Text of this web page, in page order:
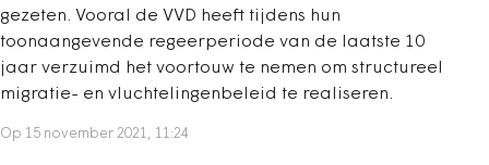
gezeten. Vooral de VVD heeft tijdens hun
toonaangevende regeerperiode van de laatste 10
jaar verzuimd het voortouw te nemen om structureel
migratie- en vluchtelingenbeleid te realiseren.
Op 15 november 2021, 11:24